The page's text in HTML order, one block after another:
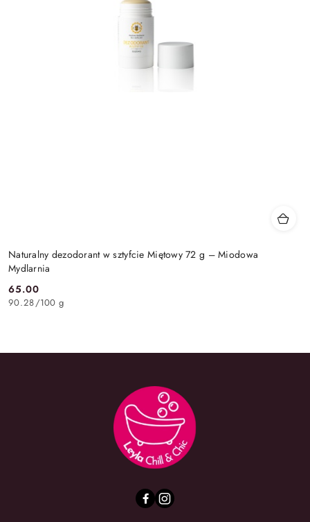
Naturalny dezodorant w sztyfcie Miętowy 72 g – Miodowa
Mydlarnia
Cena:
65.00
90.28/100 g